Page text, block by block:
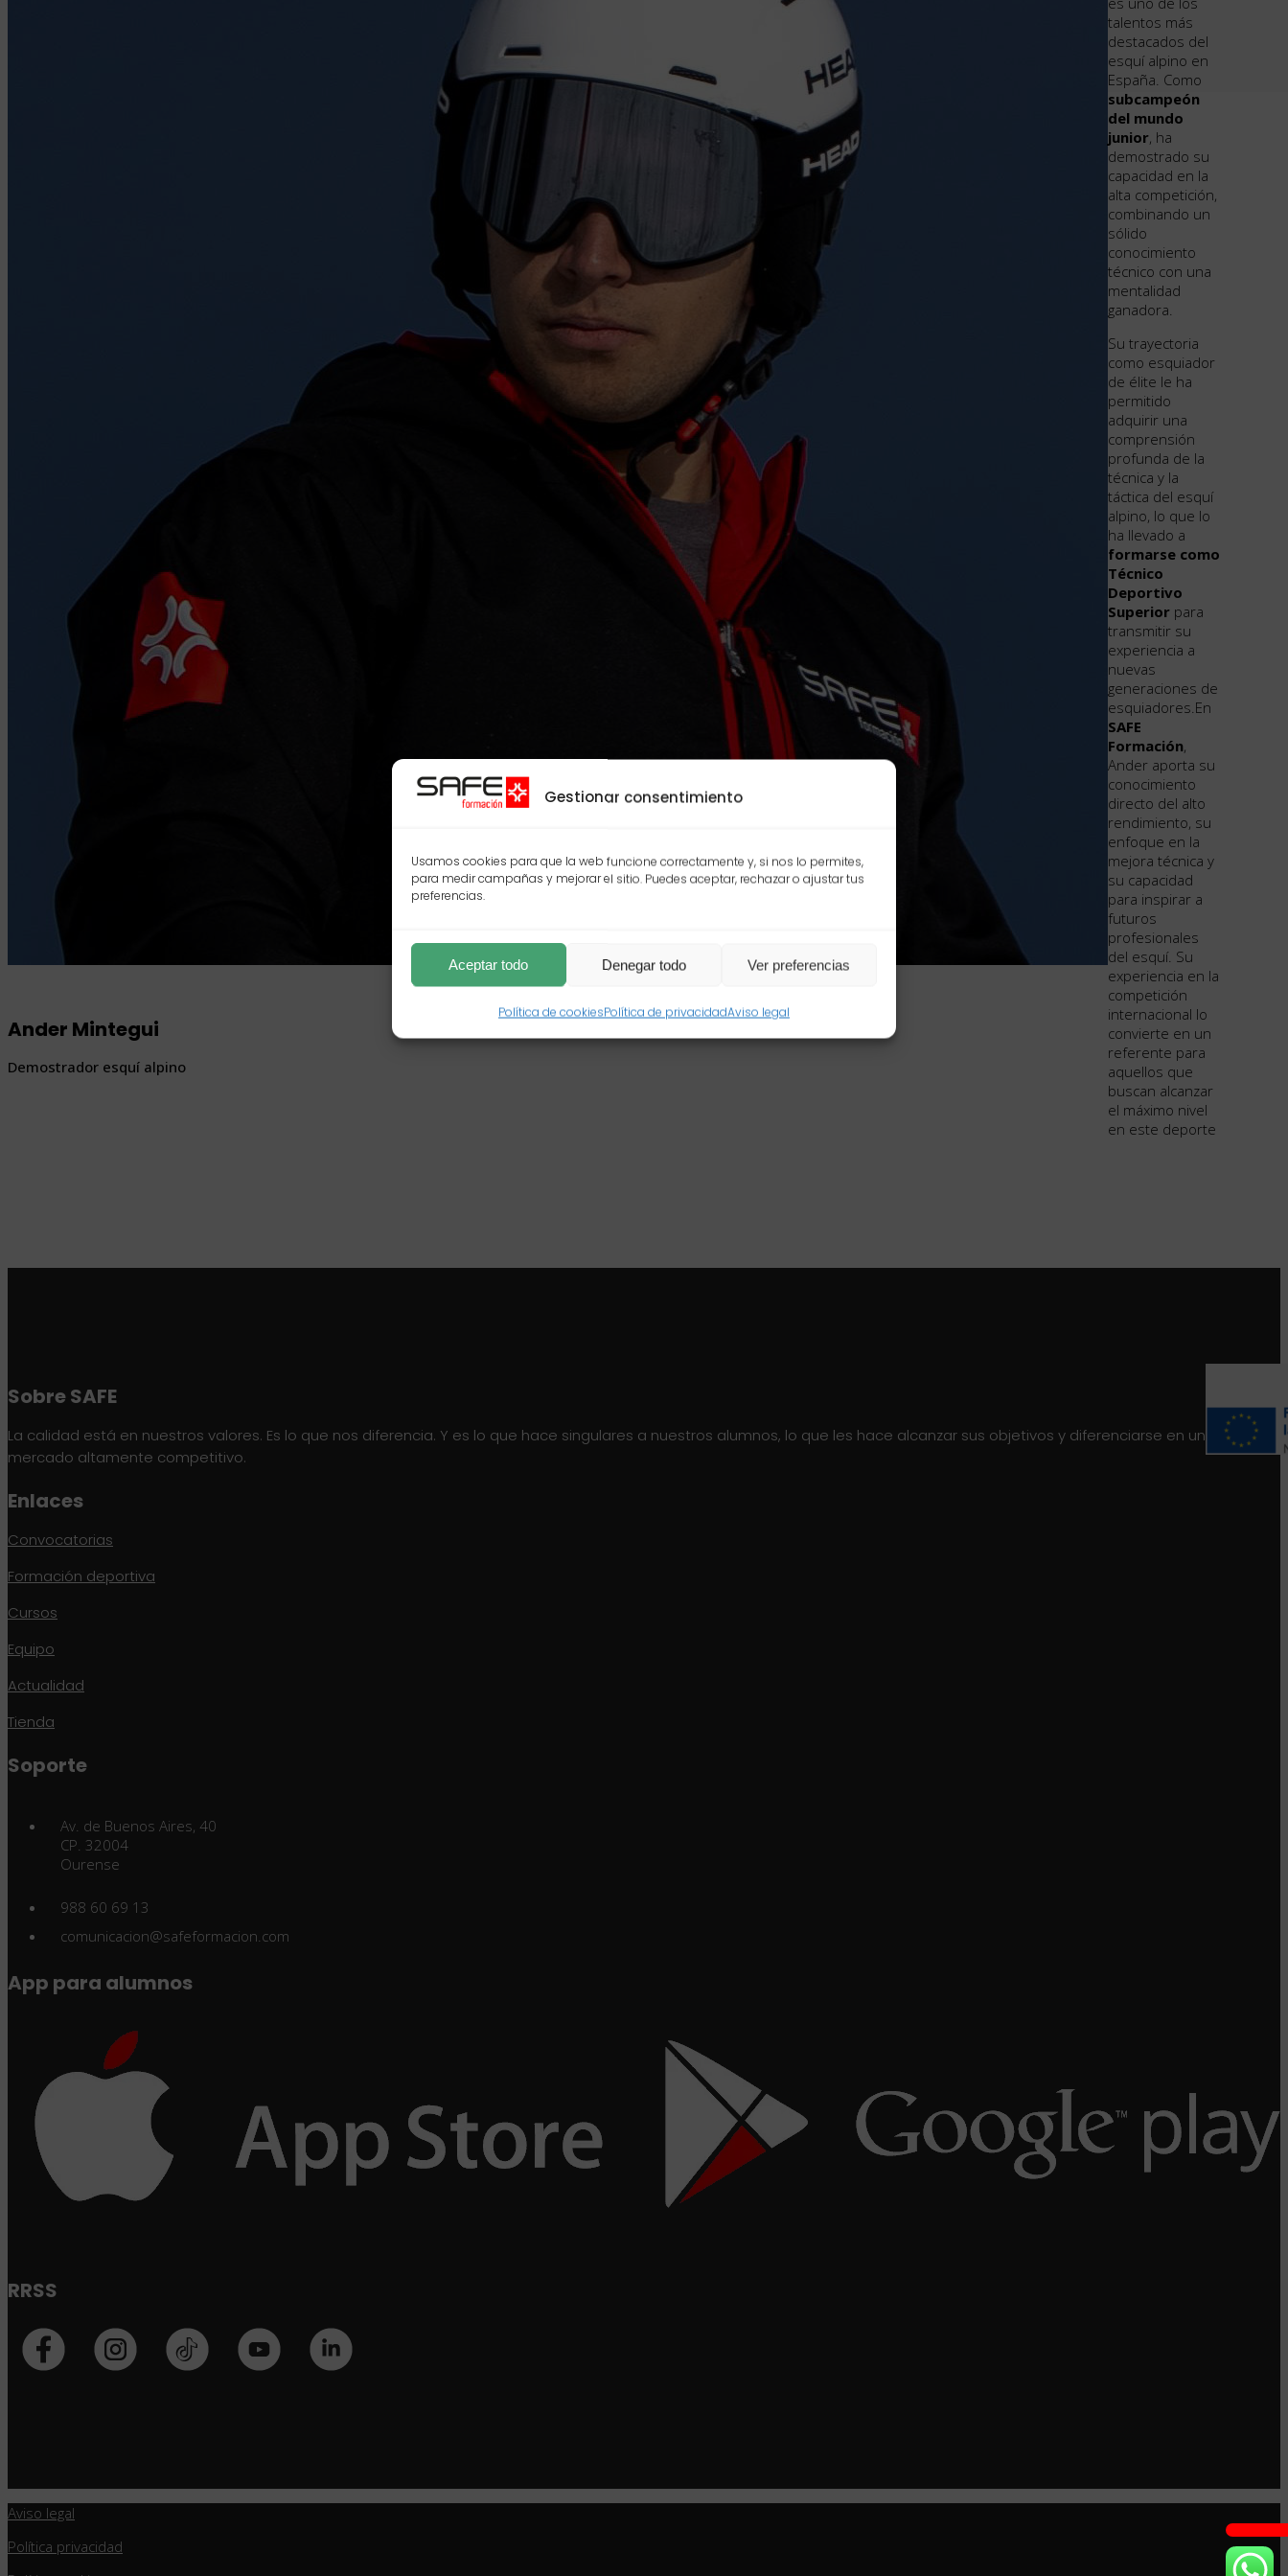
Gestionar consentimiento
Usamos cookies para que la web funcione correctamente y, si nos lo permites,
para medir campañas y mejorar el sitio. Puedes aceptar, rechazar o ajustar tus
preferencias.
Aceptar todo Denegar todo Ver preferencias
Política de cookiesPolítica de privacidadAviso legal
Consultoría
Formación bonificada
Talento 30
Ander Mintegui
Demostrador esquí alpino
talentos más
destacados del
esquí alpino en
España. Como
subcampeón
del mundo
junior, ha
demostrado su
capacidad en la
alta competición,
combinando un
sólido
conocimiento
técnico con una
mentalidad
ganadora.
Su trayectoria
como esquiador
de élite le ha
permitido
adquirir una
comprensión
profunda de la
técnica y la
táctica del esquí
alpino, lo que lo
ha llevado a
formarse como
Técnico
Deportivo
Superior para
transmitir su
experiencia a
nuevas
generaciones de
esquiadores.En
SAFE
Formación,
Ander aporta su
conocimiento
directo del alto
rendimiento, su
enfoque en la
mejora técnica y
su capacidad
para inspirar a
futuros
profesionales
del esquí. Su
experiencia en la
competición
internacional lo
convierte en un
referente para
aquellos que
buscan alcanzar
el máximo nivel
en este deporte
Sobre SAFE
La calidad está en nuestros valores. Es lo que nos diferencia. Y es lo que hace singulares a nuestros alumnos, lo que les hace alcanzar sus objetivos y diferenciarse en un
mercado altamente competitivo.
Enlaces
Convocatorias
Formación deportiva
Cursos
Equipo
Actualidad
Tienda
Soporte
Av. de Buenos Aires, 40
CP. 32004
Ourense
988 60 69 13
comunicacion@safeformacion.com
App para alumnos
RRSS
Aviso legal
Política privacidad